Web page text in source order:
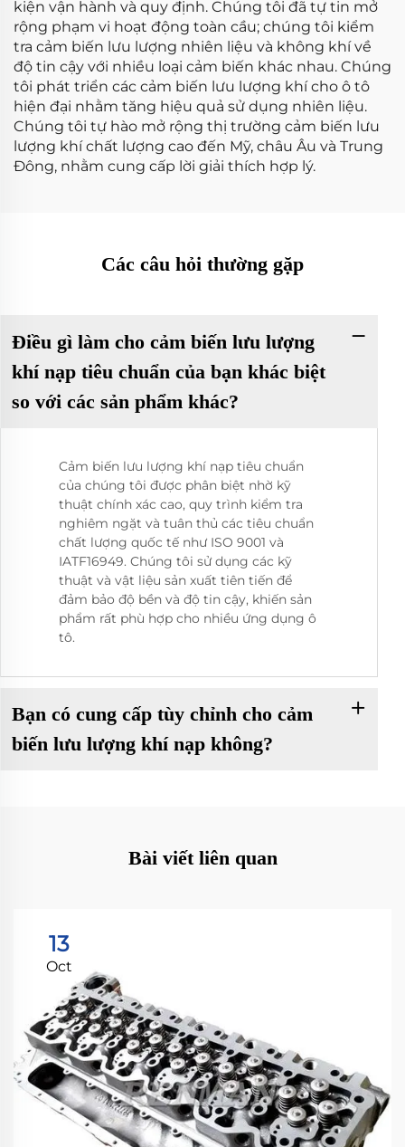
kiện vận hành và quy định. Chúng tôi đã tự tin mở
rộng phạm vi hoạt động toàn cầu; chúng tôi kiểm
tra cảm biến lưu lượng nhiên liệu và không khí về
độ tin cậy với nhiều loại cảm biến khác nhau. Chúng
tôi phát triển các cảm biến lưu lượng khí cho ô tô
hiện đại nhằm tăng hiệu quả sử dụng nhiên liệu.
Chúng tôi tự hào mở rộng thị trường cảm biến lưu
lượng khí chất lượng cao đến Mỹ, châu Âu và Trung
Đông, nhằm cung cấp lời giải thích hợp lý.
Các câu hỏi thường gặp
Điều gì làm cho cảm biến lưu lượng
khí nạp tiêu chuẩn của bạn khác biệt
so với các sản phẩm khác?
Cảm biến lưu lượng khí nạp tiêu chuẩn
của chúng tôi được phân biệt nhờ kỹ
thuật chính xác cao, quy trình kiểm tra
nghiêm ngặt và tuân thủ các tiêu chuẩn
chất lượng quốc tế như ISO 9001 và
IATF16949. Chúng tôi sử dụng các kỹ
thuật và vật liệu sản xuất tiên tiến để
đảm bảo độ bền và độ tin cậy, khiến sản
phẩm rất phù hợp cho nhiều ứng dụng ô
tô.
Bạn có cung cấp tùy chỉnh cho cảm
biến lưu lượng khí nạp không?
Bài viết liên quan
13
Oct